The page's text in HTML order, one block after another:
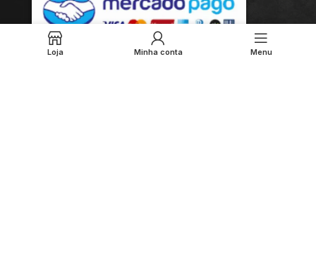
Envie sua mensagem
Loja Minha conta Menu